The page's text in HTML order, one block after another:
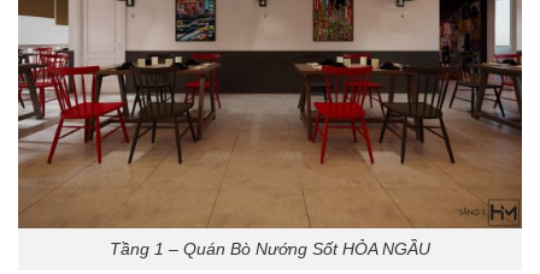
Tầng 1 – Quán Bò Nướng Sốt HỎA NGẦU